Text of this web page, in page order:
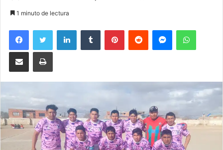
1 minuto de lectura
FacebookTwitter LinkedInTumblr PinterestReddit Messenger
Compartir por correo electrónicoImprimir